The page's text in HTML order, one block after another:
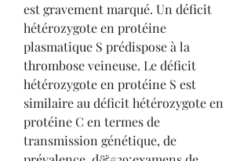
est gravement marqué. Un déficit
hétérozygote en protéine
plasmatique S prédispose à la
thrombose veineuse. Le déficit
hétérozygote en protéine S est
similaire au déficit hétérozygote en
protéine C en termes de
transmission génétique, de